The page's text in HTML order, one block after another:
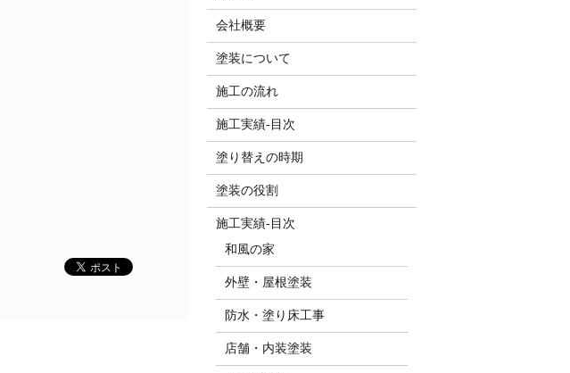
会社概要
塗装について
施工の流れ
施工実績-目次
塗り替えの時期
塗装の役割
施工実績-目次
和風の家
外壁・屋根塗装
防水・塗り床工事
店舗・内装塗装